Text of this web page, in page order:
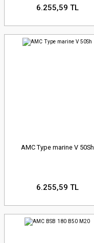
6.255,59 TL
AMC Type marine V 50Sh
6.255,59 TL